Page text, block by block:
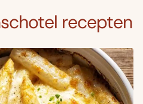
recepten